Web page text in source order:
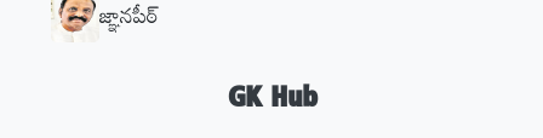
జ్ఞానపీఠ్‌
GK Hub